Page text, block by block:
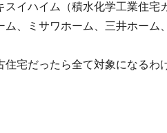
イハイム（積水化学工業住宅
ム、ミサワホーム、三井ホーム
宅だったら全て対象になるわ